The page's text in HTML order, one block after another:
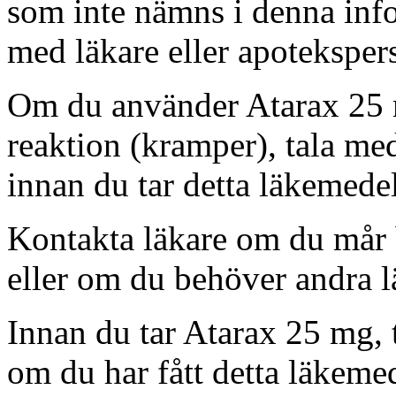
som inte nämns i denna
med läkare eller
Om du använder Atarax
reaktion (kramper), tala
innan du tar detta
Kontakta läkare om du
eller om du behöver andra
Innan du tar Atarax 25 mg,
om du har fått detta